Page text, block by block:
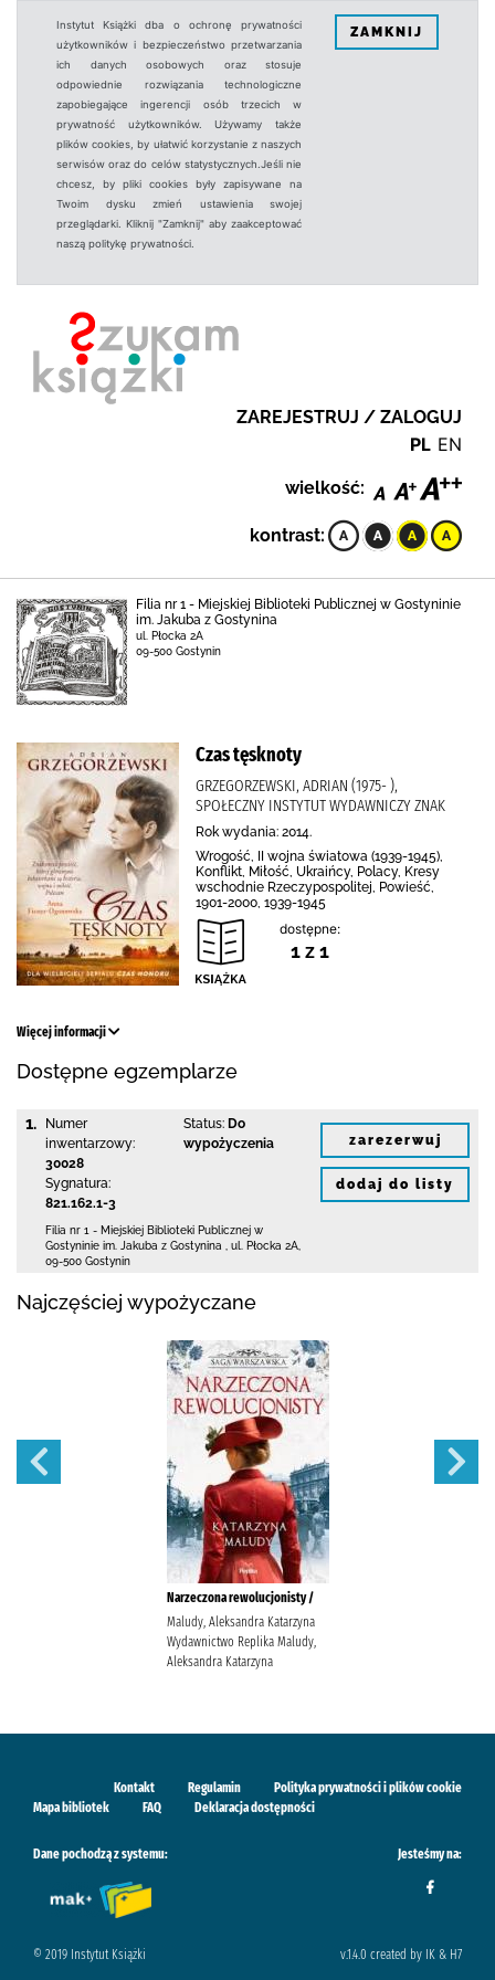
Instytut Książki dba o ochronę prywatności
użytkowników i bezpieczeństwo przetwarzania
ich danych osobowych oraz stosuje
odpowiednie rozwiązania technologiczne
zapobiegające ingerencji osób trzecich w
prywatność użytkowników. Używamy także
plików cookies, by ułatwić korzystanie z naszych
serwisów oraz do celów statystycznych.Jeśli nie
chcesz, by pliki cookies były zapisywane na
Twoim dysku zmień ustawienia swojej
przeglądarki. Kliknij "Zamknij" aby zaakceptować
naszą politykę prywatności.
ZAMKNIJ
ZAREJESTRUJ / ZALOGUJ
PL EN
wielkość:
kontrast:
Filia nr 1 - Miejskiej Biblioteki Publicznej w Gostyninie
im. Jakuba z Gostynina
ul. Płocka 2A
09-500 Gostynin
Czas tęsknoty
GRZEGORZEWSKI, ADRIAN (1975- ),
SPOŁECZNY INSTYTUT WYDAWNICZY ZNAK
Rok wydania: 2014.
Wrogość, II wojna światowa (1939-1945),
Konflikt, Miłość, Ukraińcy, Polacy, Kresy
wschodnie Rzeczypospolitej, Powieść,
1901-2000, 1939-1945
dostępne:
1 z 1
Więcej informacji
Dostępne egzemplarze
1.
Numer
inwentarzowy:
30028
Sygnatura:
821.162.1-3
Status: Do
wypożyczenia
Filia nr 1 - Miejskiej Biblioteki Publicznej w
Gostyninie im. Jakuba z Gostynina
ul. Płocka 2A
09-500 Gostynin
zarezerwuj
dodaj do listy
Najczęściej wypożyczane
Narzeczona rewolucjonisty /
Maludy, Aleksandra Katarzyna
Wydawnictwo Replika Maludy,
Aleksandra Katarzyna
Kontakt Regulamin
Polityka prywatności i plików cookie
Mapa bibliotek
FAQ Deklaracja dostępności
Dane pochodzą z systemu: Jesteśmy na:
© 2019 Instytut Książki v.1.4.0 created by IK & H7